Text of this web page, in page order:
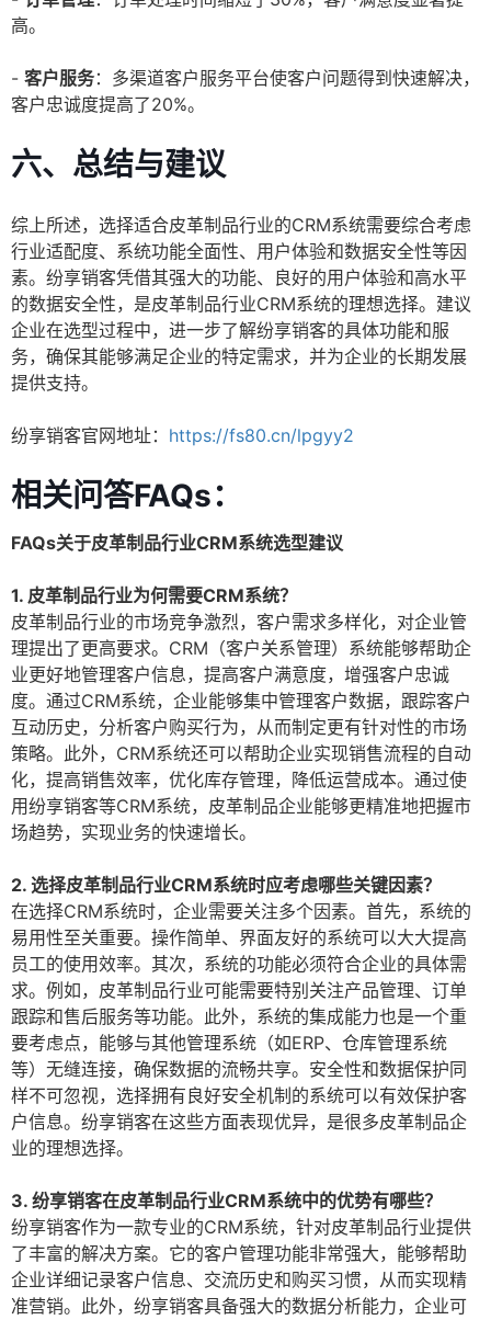
高。
- 客户服务：多渠道客户服务平台使客户问题得到快速解决，
客户忠诚度提高了20%。
六、总结与建议
综上所述，选择适合皮革制品行业的CRM系统需要综合考虑
行业适配度、系统功能全面性、用户体验和数据安全性等因
素。纷享销客凭借其强大的功能、良好的用户体验和高水平
的数据安全性，是皮革制品行业CRM系统的理想选择。建议
企业在选型过程中，进一步了解纷享销客的具体功能和服
务，确保其能够满足企业的特定需求，并为企业的长期发展
提供支持。
纷享销客官网地址： https://fs80.cn/lpgyy2
相关问答FAQs：
FAQs关于皮革制品行业CRM系统选型建议
1. 皮革制品行业为何需要CRM系统？
皮革制品行业的市场竞争激烈，客户需求多样化，对企业管
理提出了更高要求。CRM（客户关系管理）系统能够帮助企
业更好地管理客户信息，提高客户满意度，增强客户忠诚
度。通过CRM系统，企业能够集中管理客户数据，跟踪客户
互动历史，分析客户购买行为，从而制定更有针对性的市场
策略。此外，CRM系统还可以帮助企业实现销售流程的自动
化，提高销售效率，优化库存管理，降低运营成本。通过使
用纷享销客等CRM系统，皮革制品企业能够更精准地把握市
场趋势，实现业务的快速增长。
2. 选择皮革制品行业CRM系统时应考虑哪些关键因素？
在选择CRM系统时，企业需要关注多个因素。首先，系统的
易用性至关重要。操作简单、界面友好的系统可以大大提高
员工的使用效率。其次，系统的功能必须符合企业的具体需
求。例如，皮革制品行业可能需要特别关注产品管理、订单
跟踪和售后服务等功能。此外，系统的集成能力也是一个重
要考虑点，能够与其他管理系统（如ERP、仓库管理系统
等）无缝连接，确保数据的流畅共享。安全性和数据保护同
样不可忽视，选择拥有良好安全机制的系统可以有效保护客
户信息。纷享销客在这些方面表现优异，是很多皮革制品企
业的理想选择。
3. 纷享销客在皮革制品行业CRM系统中的优势有哪些？
纷享销客作为一款专业的CRM系统，针对皮革制品行业提供
了丰富的解决方案。它的客户管理功能非常强大，能够帮助
企业详细记录客户信息、交流历史和购买习惯，从而实现精
准营销。此外，纷享销客具备强大的数据分析能力，企业可